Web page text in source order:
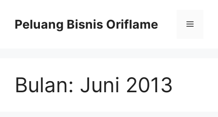
Peluang Bisnis Oriflame
Bulan: Juni 2013